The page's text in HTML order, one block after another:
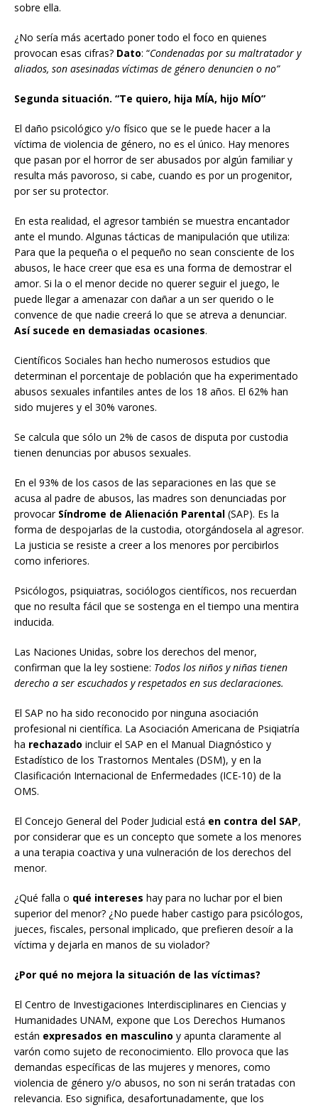
sobre ella.
¿No sería más acertado poner todo el foco en quienes
provocan esas cifras? Dato: “Condenadas por su maltratador y
aliados, son asesinadas víctimas de género denuncien o no”
Segunda situación. “Te quiero, hija MÍA, hijo MÍO”
El daño psicológico y/o físico que se le puede hacer a la
víctima de violencia de género, no es el único. Hay menores
que pasan por el horror de ser abusados por algún familiar y
resulta más pavoroso, si cabe, cuando es por un progenitor,
por ser su protector.
En esta realidad, el agresor también se muestra encantador
ante el mundo. Algunas tácticas de manipulación que utiliza:
Para que la pequeña o el pequeño no sean consciente de los
abusos, le hace creer que esa es una forma de demostrar el
amor. Si la o el menor decide no querer seguir el juego, le
puede llegar a amenazar con dañar a un ser querido o le
convence de que nadie creerá lo que se atreva a denunciar.
Así sucede en demasiadas ocasiones.
Científicos Sociales han hecho numerosos estudios que
determinan el porcentaje de población que ha experimentado
abusos sexuales infantiles antes de los 18 años. El 62% han
sido mujeres y el 30% varones.
Se calcula que sólo un 2% de casos de disputa por custodia
tienen denuncias por abusos sexuales.
En el 93% de los casos de las separaciones en las que se
acusa al padre de abusos, las madres son denunciadas por
provocar Síndrome de Alienación Parental (SAP). Es la
forma de despojarlas de la custodia, otorgándosela al agresor.
La justicia se resiste a creer a los menores por percibirlos
como inferiores.
Psicólogos, psiquiatras, sociólogos científicos, nos recuerdan
que no resulta fácil que se sostenga en el tiempo una mentira
inducida.
Las Naciones Unidas, sobre los derechos del menor,
confirman que la ley sostiene: Todos los niños y niñas tienen
derecho a ser escuchados y respetados en sus declaraciones.
El SAP no ha sido reconocido por ninguna asociación
profesional ni científica. La Asociación Americana de Psiqiatría
ha rechazado incluir el SAP en el Manual Diagnóstico y
Estadístico de los Trastornos Mentales (DSM), y en la
Clasificación Internacional de Enfermedades (ICE-10) de la
OMS.
El Concejo General del Poder Judicial está en contra del SAP,
por considerar que es un concepto que somete a los menores
a una terapia coactiva y una vulneración de los derechos del
menor.
¿Qué falla o qué intereses hay para no luchar por el bien
superior del menor? ¿No puede haber castigo para psicólogos,
jueces, fiscales, personal implicado, que prefieren desoír a la
víctima y dejarla en manos de su violador?
¿Por qué no mejora la situación de las víctimas?
El Centro de Investigaciones Interdisciplinares en Ciencias y
Humanidades UNAM, expone que Los Derechos Humanos
están expresados en masculino y apunta claramente al
varón como sujeto de reconocimiento. Ello provoca que las
demandas específicas de las mujeres y menores, como
violencia de género y/o abusos, no son ni serán tratadas con
relevancia. Eso significa, desafortunadamente, que los